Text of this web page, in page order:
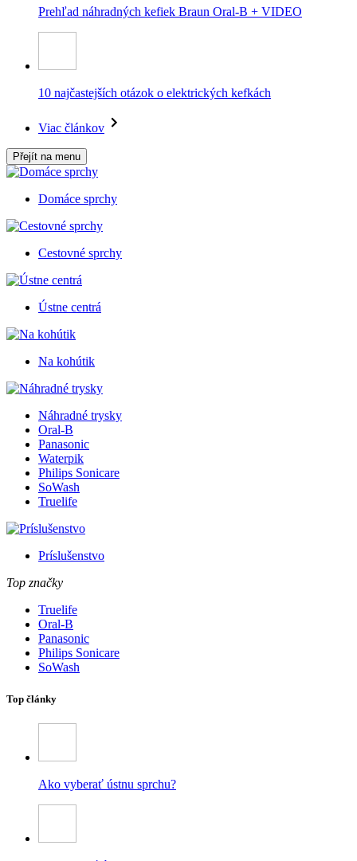
Prehľad náhradných kefiek Braun Oral-B + VIDEO
10 najčastejších otázok o elektrických kefkách
Viac článkov
Přejít na menu
Domáce sprchy
Cestovné sprchy
Ústne centrá
Na kohútik
Náhradné trysky
Oral-B
Panasonic
Waterpik
Philips Sonicare
SoWash
Truelife
Príslušenstvo
Top značky
Truelife
Oral-B
Panasonic
Philips Sonicare
SoWash
Top články
Ako vyberať ústnu sprchu?